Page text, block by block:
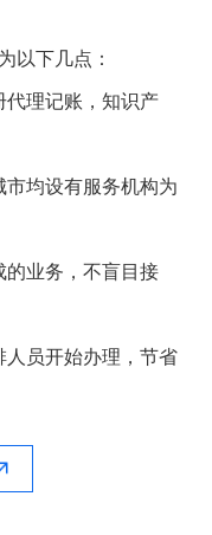
以下几点：
代理记账，知识产
市均设有服务机构为
的业务，不盲目接
人员开始办理，节省